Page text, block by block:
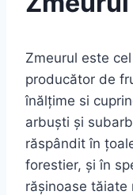
Zmeurul este
producător de
înălţime si
arbuşti şi
răspândit în
forestier, şi în
răşinoase tăiate